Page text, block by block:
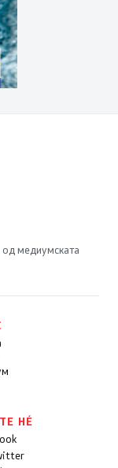
од медиумската
НÉ